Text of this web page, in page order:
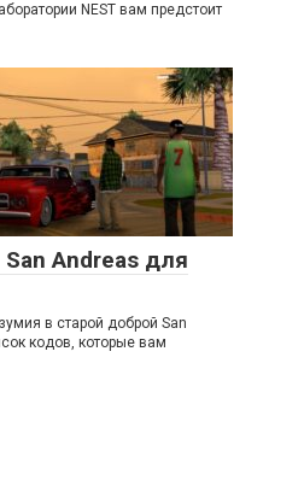
NEST вам предстоит
Andreas для
в старой доброй San
кодов, которые вам